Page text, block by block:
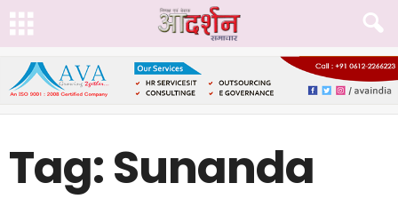
Tag: Sunanda